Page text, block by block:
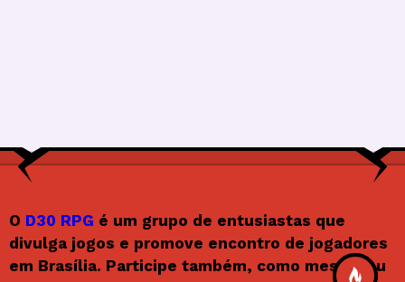
O D30 RPG é um grupo de entusiastas que
divulga jogos e promove encontro de jogadores
em Brasília. Participe também, como mestre ou